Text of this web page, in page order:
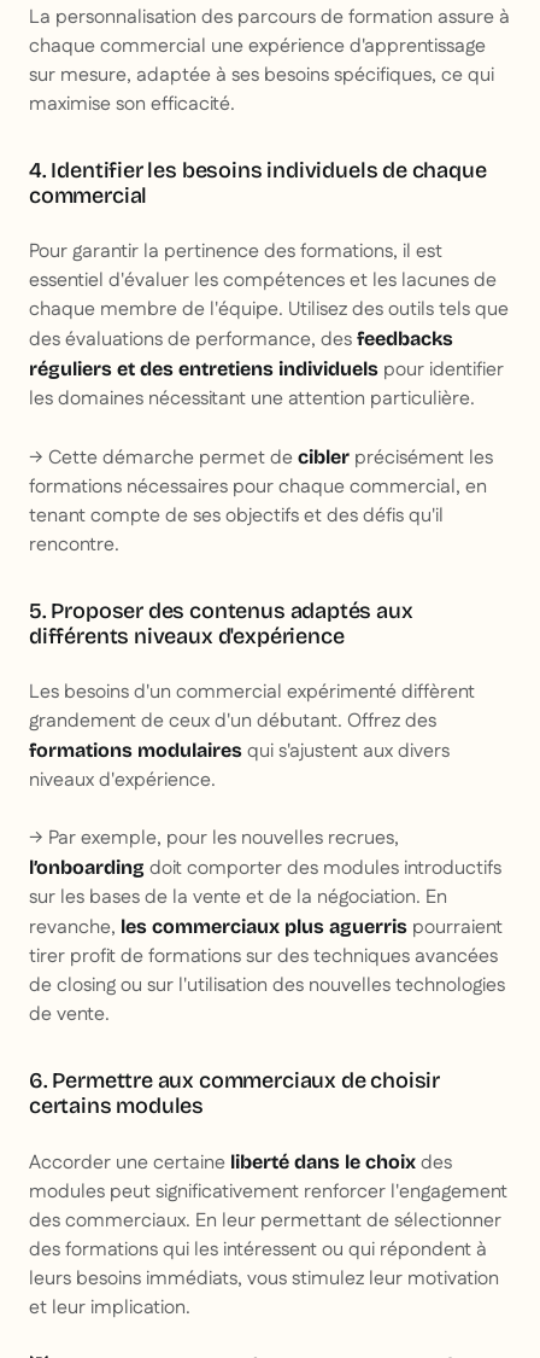
La personnalisation des parcours de formation assure à
chaque commercial une expérience d'apprentissage
sur mesure, adaptée à ses besoins spécifiques, ce qui
maximise son efficacité.
4. Identifier les besoins individuels de chaque
commercial
Pour garantir la pertinence des formations, il est
essentiel d'évaluer les compétences et les lacunes de
chaque membre de l'équipe. Utilisez des outils tels que
des évaluations de performance, des feedbacks
réguliers et des entretiens individuels pour identifier
les domaines nécessitant une attention particulière.
→ Cette démarche permet de cibler précisément les
formations nécessaires pour chaque commercial, en
tenant compte de ses objectifs et des défis qu'il
rencontre.
5. Proposer des contenus adaptés aux
différents niveaux d'expérience
Les besoins d'un commercial expérimenté diffèrent
grandement de ceux d'un débutant. Offrez des
formations modulaires qui s'ajustent aux divers
niveaux d'expérience.
→ Par exemple, pour les nouvelles recrues,
l’onboarding doit comporter des modules introductifs
sur les bases de la vente et de la négociation. En
revanche, les commerciaux plus aguerris pourraient
tirer profit de formations sur des techniques avancées
de closing ou sur l'utilisation des nouvelles technologies
de vente.
6. Permettre aux commerciaux de choisir
certains modules
Accorder une certaine liberté dans le choix des
modules peut significativement renforcer l'engagement
des commerciaux. En leur permettant de sélectionner
des formations qui les intéressent ou qui répondent à
leurs besoins immédiats, vous stimulez leur motivation
et leur implication.